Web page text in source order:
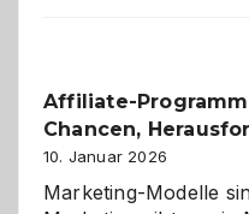
Affiliate-
Chancen,
10. Januar 2026
Marketing-Modelle